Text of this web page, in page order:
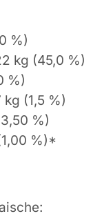
%)
kg (45,0 %)
%)
(1,5 %)
%)
%)*